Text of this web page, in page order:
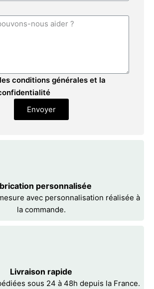
conditions générales et la
Envoyer
personnalisée
avec personnalisation réalisée à
la commande.
Livraison rapide
sous 24 à 48h depuis la France.